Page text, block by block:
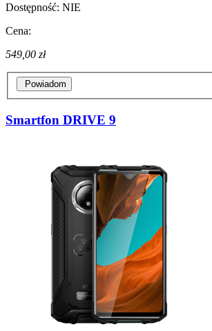
Dostępność: NIE
Cena:
549,00 zł
Powiadom
Smartfon DRIVE 9